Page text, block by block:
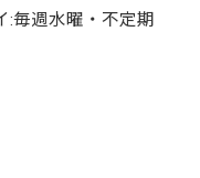
:毎週水曜・不定期